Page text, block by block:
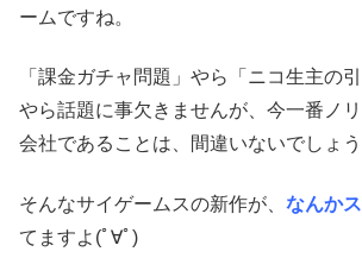
ームですね。
「課金ガチャ問題」やら「ニコ生主の
やら話題に事欠きませんが、今一番ノ
会社であることは、間違いないでしょう
そんなサイゲームスの新作が、 なんか
てますよ(ﾟ∀ﾟ)